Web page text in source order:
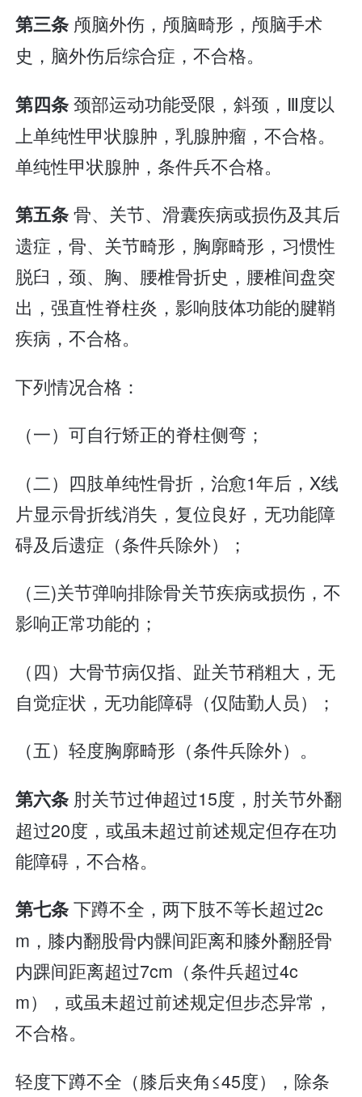
第三条 颅脑外伤，颅脑畸形，颅脑手术
史，脑外伤后综合症，不合格。
第四条颈部运动功能受限，斜颈，Ⅲ度以
上单纯性甲状腺肿，乳腺肿瘤，不合格。
单纯性甲状腺肿，条件兵不合格。
第五条骨、关节、滑囊疾病或损伤及其后
遗症，骨、关节畸形，胸廓畸形，习惯性
脱臼，颈、胸、腰椎骨折史，腰椎间盘突
出，强直性脊柱炎，影响肢体功能的腱鞘
疾病，不合格。
下列情况合格：
（一）可自行矫正的脊柱侧弯；
（二）四肢单纯性骨折，治愈1年后，X线
片显示骨折线消失，复位良好，无功能障
碍及后遗症（条件兵除外）；
（三)关节弹响排除骨关节疾病或损伤，不
影响正常功能的；
（四）大骨节病仅指、趾关节稍粗大，无
自觉症状，无功能障碍（仅陆勤人员）；
（五）轻度胸廓畸形（条件兵除外）。
第六条 肘关节过伸超过15度，肘关节外翻
超过20度，或虽未超过前述规定但存在功
能障碍，不合格。
第七条下蹲不全，两下肢不等长超过2c
m，膝内翻股骨内髁间距离和膝外翻胫骨
内踝间距离超过7cm（条件兵超过4c
m），或虽未超过前述规定但步态异常，
不合格。
轻度下蹲不全（膝后夹角≤45度），除条